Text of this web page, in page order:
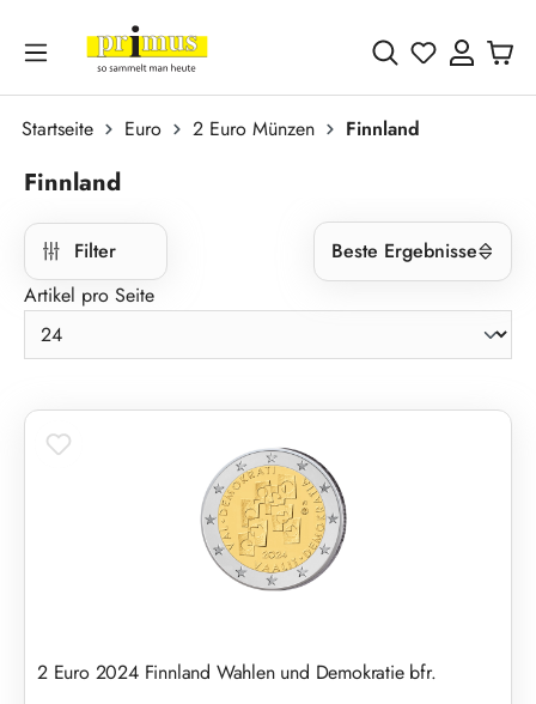
Zum Hauptinhalt springen
Du hast 0
Startseite Euro 2 Euro Münzen Finnland
Finnland
Filter
Beste Ergebnisse
Artikel pro Seite
2 Euro 2024 Finnland Wahlen und Demokratie bfr.